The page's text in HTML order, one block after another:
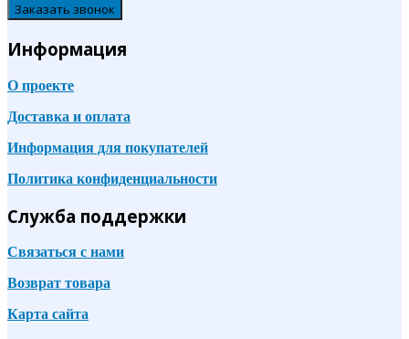
Заказать звонок
Информация
О проекте
Доставка и оплата
Информация для покупателей
Политика конфиденциальности
Служба поддержки
Связаться с нами
Возврат товара
Карта сайта